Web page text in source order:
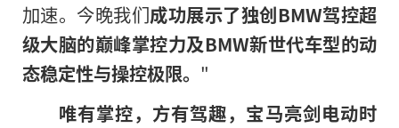
加速。今晚我们成功展示了独创BMW驾控超
级大脑的巅峰掌控力及BMW新世代车型的动
态稳定性与操控极限。 "
唯有掌控，方有驾趣，宝马亮剑电动时